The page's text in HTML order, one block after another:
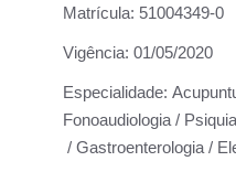
Matrícula: 51004349-0
Vigência: 01/05/2020
Especialidade:
Fonoaudiologia /
/ Gastroenterologia /